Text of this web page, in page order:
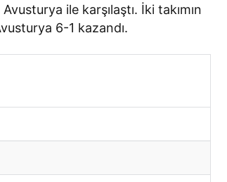
ile karşılaştı. İki takımın
6-1 kazandı.